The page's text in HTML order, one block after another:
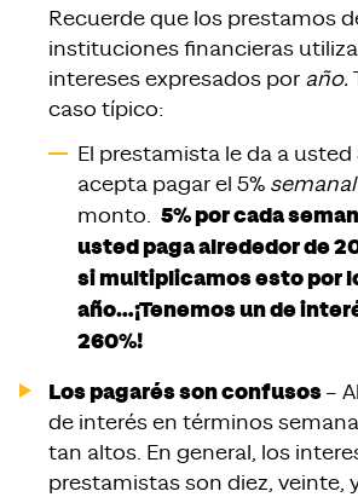
Recuerde que los prestamos
instituciones financieras
intereses expresados por año.
caso típico:
El prestamista le da a
acepta pagar el 5% semanal
monto. 5% por cada
usted paga alrededor de
si multiplicamos esto por
año…¡Tenemos un de
260%!
Los pagarés son confusos –
de interés en términos
tan altos. En general, los
prestamistas son diez, veinte,